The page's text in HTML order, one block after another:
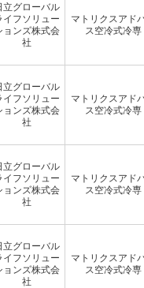
立グローバル
イフソリュー
ョンズ株式会
社
マトリクスアド
ス空冷式冷専
立グローバル
イフソリュー
ョンズ株式会
社
マトリクスアド
ス空冷式冷専
立グローバル
イフソリュー
ョンズ株式会
社
マトリクスアド
ス空冷式冷専
立グローバル
イフソリュー
ョンズ株式会
社
マトリクスアド
ス空冷式冷専